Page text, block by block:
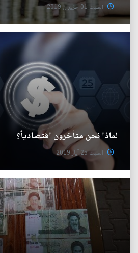
السبت 01 حزيران 2019
لماذا نحن متأخرون اقتصادياً؟
السبت 25 آيار 2019